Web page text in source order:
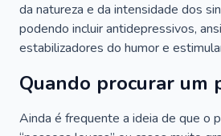
da natureza e da intensidade dos
podendo incluir antidepressivos,
estabilizadores do humor e
Quando procurar um
Ainda é frequente a ideia de que o